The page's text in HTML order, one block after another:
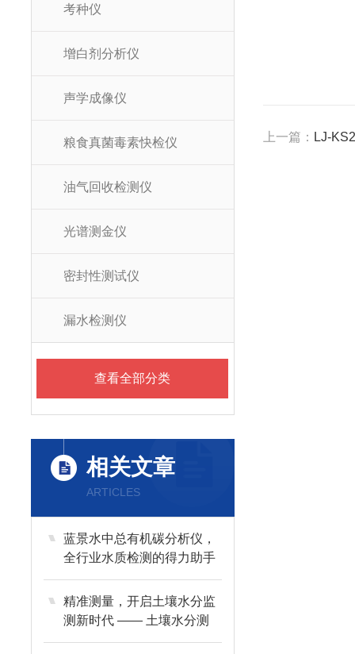
考种仪
增白剂分析仪
声学成像仪
粮食真菌毒素快检仪
油气回收检测仪
光谱测金仪
密封性测试仪
漏水检测仪
查看全部分类
相关文章
ARTICLES
蓝景水中总有机碳分析仪，
全行业水质检测的得力助手
精准测量，开启土壤水分监
测新时代 —— 土壤水分测
定仪
上一篇： LJ-